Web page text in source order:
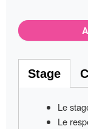
Stage
Le
Le